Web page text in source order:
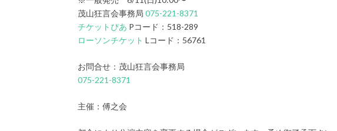
茂山狂言会事務局 075-221-8371
チケットぴあ Pコード：518-289
ローソンチケット Lコード：56761
お問合せ：茂山狂言会事務局
075-221-8371
主催：傅之会